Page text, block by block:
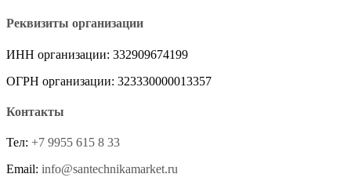
Реквизиты организации
ИНН организации: 332909674199
ОГРН организации: 323330000013357
Контакты
Тел: +7 9955 615 8 33
Email: info@santechnikamarket.ru